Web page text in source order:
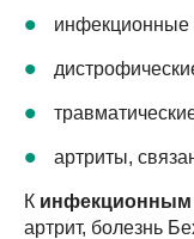
инфекционные
артриты,
К инфекционным
артрит, болезнь